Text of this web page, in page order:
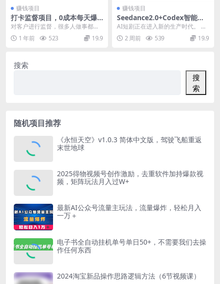
赚钱项目
打卡监督项目，0成本每天爆
单1000+，做就必出收益
对客户进行监督，很多人做事都需
要别人催着，才能把事做完，定时
定点催客户做事情，做...
1 年前 523 19.9
赚钱项目
Seedance2.0+Codex智能体A
I短剧实战课：一个人打造AI剧
组，从创意到精品短片全流程
AI短剧正在进入新的生产时代。 过
去制作一部短剧，需要编剧、美
术、导演、演员、剪...
2 周前 539 19.9
搜索
搜
索
随机项目推荐
《永恒天空》v1.0.3 简体中文版，驾驶飞船重返
末世地球
2025得物视频号创作激励，去重软件加持爆款视
频，矩阵玩法月入过W+
最新AI公众号流量主玩法，流量爆炸，轻松月入
一万＋
电子书全自动挂机单号单日50+，不需要我们去操
作任何东西
2024淘宝新品操作思路逻辑方法（6节视频课）